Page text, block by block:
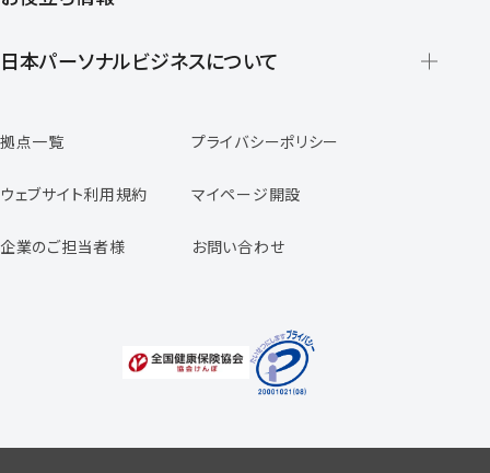
登録から就業開始までの流れ
日本パーソナルビジネスについて
スタッフの声
専任コンサルタントの声
福利厚生のご案内
拠点一覧 プライバシーポリシー
ウェブサイト利用規約 マイページ開設
企業のご担当者様 お問い合わせ